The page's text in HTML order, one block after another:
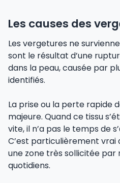
Les causes des
Les vergetures ne
sont le résultat d’une
dans la peau, causée par
identifiés.
La prise ou la perte rapide
majeure. Quand ce tissu
vite, il n’a pas le temps de
C’est particulièrement vrai
une zone très sollicitée par
quotidiens.